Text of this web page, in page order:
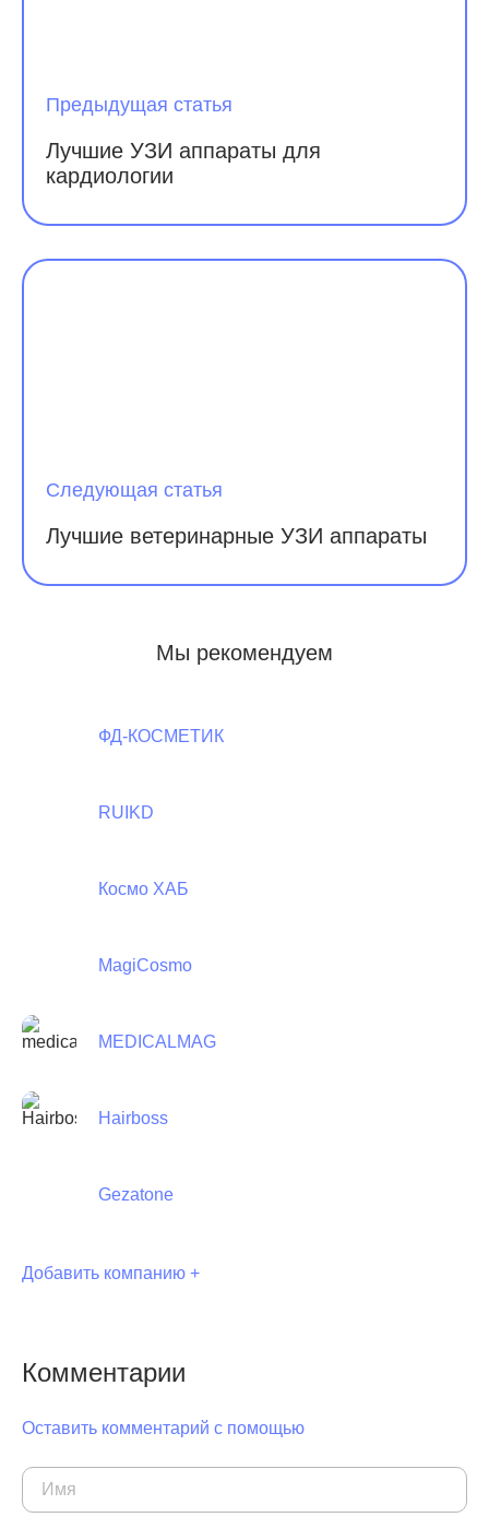
Предыдущая статья
Лучшие УЗИ аппараты для
кардиологии
Следующая статья
Лучшие ветеринарные УЗИ аппараты
Мы рекомендуем
ФД-КОСМЕТИК
RUIKD
Космо ХАБ
MagiCosmo
MEDICALMAG
Hairboss
Gezatone
Добавить компанию +
Комментарии
Оставить комментарий с помощью